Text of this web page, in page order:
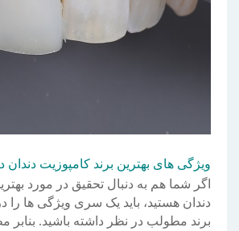
ویژگی های بهترین برند کامپوزیت
اگر شما هم به دنبال تحقیق در مورد
دندان هستید، باید یک سری ویژگی ها را
برند مطولب در نظر داشته باشید. بنابر